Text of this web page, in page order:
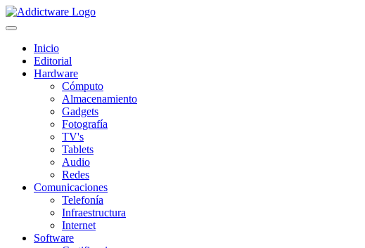
Inicio
Editorial
Hardware
Cómputo
Almacenamiento
Gadgets
Fotografía
TV's
Tablets
Audio
Redes
Comunicaciones
Telefonía
Infraestructura
Internet
Software